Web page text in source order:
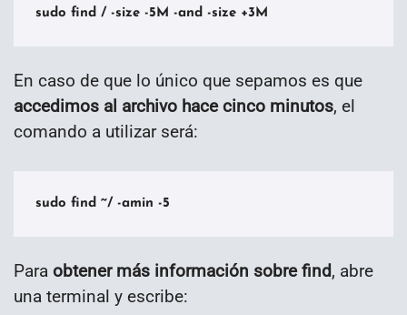
sudo find / -size -5M -and -size +3M
En caso de que lo único que sepamos es que
accedimos al archivo hace cinco minutos, el
comando a utilizar será:
sudo find ~/ -amin -5
Para obtener más información sobre find, abre
una terminal y escribe: